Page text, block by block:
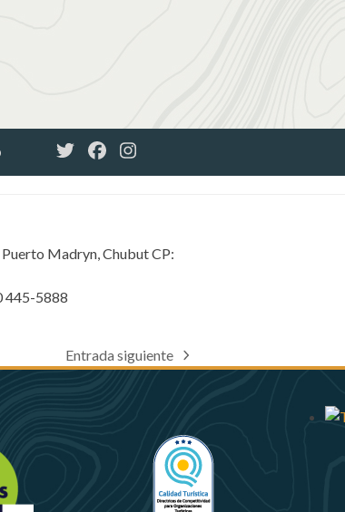
Puerto Madryn, Chubut CP:
445-5888
next
Entrada siguiente